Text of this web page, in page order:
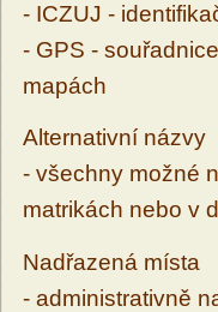
- ICZUJ -
- GPS -
mapách
Alternativní názvy
- všechny možné
matrikách nebo v
Nadřazená místa
- administrativně